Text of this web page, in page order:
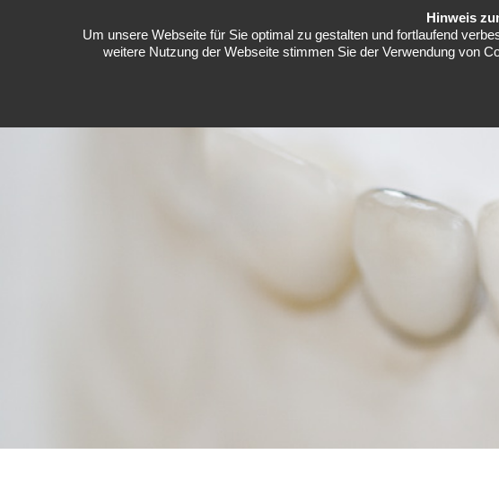
Menü
Hinweis
Um unsere Webseite für Sie optimal zu gestalten und fortlaufend
weitere Nutzung der Webseite stimmen Sie der Verwendung von